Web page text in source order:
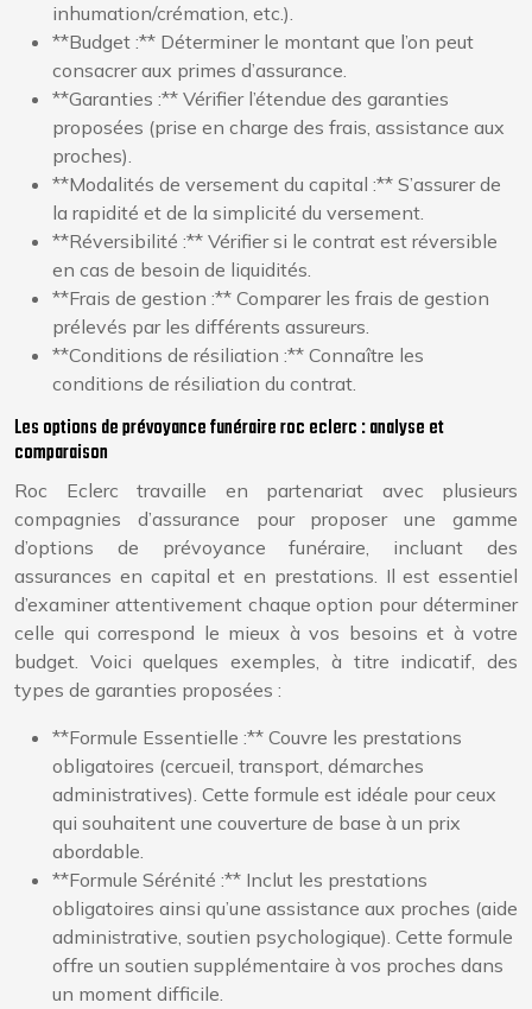
inhumation/crémation, etc.).
**Budget :** Déterminer le montant que l’on peut
consacrer aux primes d’assurance.
**Garanties :** Vérifier l’étendue des garanties
proposées (prise en charge des frais, assistance aux
proches).
**Modalités de versement du capital :** S’assurer de
la rapidité et de la simplicité du versement.
**Réversibilité :** Vérifier si le contrat est réversible
en cas de besoin de liquidités.
**Frais de gestion :** Comparer les frais de gestion
prélevés par les différents assureurs.
**Conditions de résiliation :** Connaître les
conditions de résiliation du contrat.
Les options de prévoyance funéraire roc eclerc : analyse et
comparaison
Roc Eclerc travaille en partenariat avec plusieurs
compagnies d’assurance pour proposer une gamme
d’options de prévoyance funéraire, incluant des
assurances en capital et en prestations. Il est essentiel
d’examiner attentivement chaque option pour déterminer
celle qui correspond le mieux à vos besoins et à votre
budget. Voici quelques exemples, à titre indicatif, des
types de garanties proposées :
**Formule Essentielle :** Couvre les prestations
obligatoires (cercueil, transport, démarches
administratives). Cette formule est idéale pour ceux
qui souhaitent une couverture de base à un prix
abordable.
**Formule Sérénité :** Inclut les prestations
obligatoires ainsi qu’une assistance aux proches (aide
administrative, soutien psychologique). Cette formule
offre un soutien supplémentaire à vos proches dans
un moment difficile.